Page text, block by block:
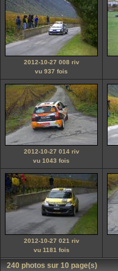
2012-10-27 008 riv
vu 937 fois
2012-10-27 014 riv
vu 1043 fois
2012-10-27 021 riv
vu 1181 fois
240 photos sur 10 page(s)